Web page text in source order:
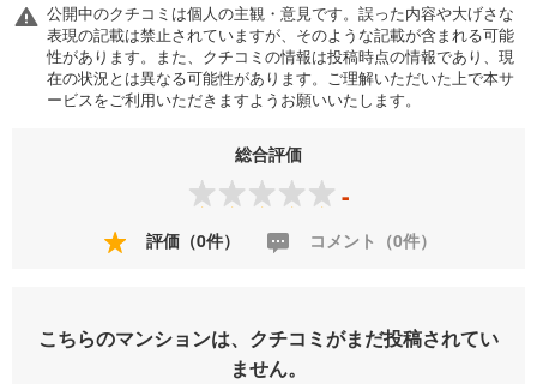
公開中のクチコミは個人の主観・意見です。誤った内容や大げさな
表現の記載は禁止されていますが、そのような記載が含まれる可能
性があります。また、クチコミの情報は投稿時点の情報であり、現
在の状況とは異なる可能性があります。ご理解いただいた上で本サ
ービスをご利用いただきますようお願いいたします。
総合評価
-
評価（0件） コメント（0件）
こちらのマンションは、クチコミがまだ投稿されてい
ません。